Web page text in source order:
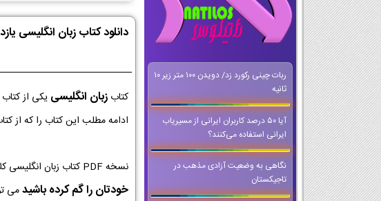
ربات چینی رکورد زد/ دویدن ۱۰۰ متر زیر ۱۰
ثانیه
آیا ۵۰ درصد کاربران ایرانی از مسیریاب
ایرانی استفاده می‌کنند؟
نگاهی به وضعیت آزادی مذهب در
تاجیکستان
دانلود کتاب زبان انگلیسی
کتابزبان انگلیسی یکی از
ادامه مطلب این کتاب را که از
نسخه PDF کتاب زبان انگلیسی کلاس یازدهم از با کیفیت ترین نسخه ها برای اجرا در کلاس و تخته های هوشمند است که می توانید حتی وقتی که
خودتان را گم کرده باشیدمی